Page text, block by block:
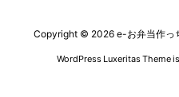
Copyright © 2026 e-お弁当作っ
WordPress Luxeritas Theme